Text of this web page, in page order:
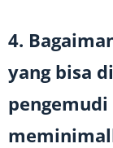
4.
yang bisa